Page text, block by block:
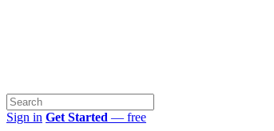
Sign in Get Started — free